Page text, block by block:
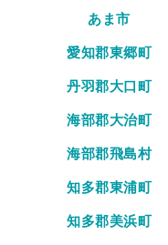
あま市
愛知郡東郷町
丹羽郡大口町
海部郡大治町
海部郡飛島村
知多郡東浦町
知多郡美浜町